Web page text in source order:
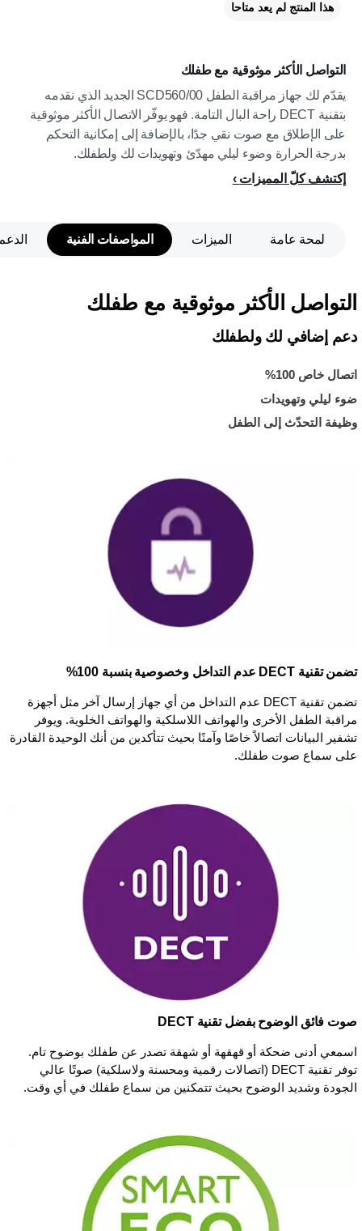
التواصل الأكثر موثوقية مع طفلك
يقدّم لك جهاز مراقبة الطفل SCD560/00 الجديد الذي نقدمه
بتقنية DECT راحة البال التامة. فهو يوفّر الاتصال الأكثر موثوقية
على الإطلاق مع صوت نقي جدًا، بالإضافة إلى إمكانية التحكم
بدرجة الحرارة وضوء ليلي مهدّئ وتهويدات لك ولطفلك.
إكتشف كلّ المميزات
هذا المنتج لم يعد متاحا
لمحة عامة الميزات المواصفات الفنية
التواصل الأكثر موثوقية مع طفلك
دعم إضافي لك ولطفلك
اتصال خاص 100%
ضوء ليلي وتهويدات
وظيفة التحدّث إلى الطفل
تضمن تقنية DECT عدم التداخل وخصوصية بنسبة 100%
تضمن تقنية DECT عدم التداخل من أي جهاز إرسال آخر مثل أجهزة
مراقبة الطفل الأخرى والهواتف اللاسلكية والهواتف الخلوية. ويوفر
تشفير البيانات اتصالاً خاصًا وآمنًا بحيث تتأكدين من أنك الوحيدة القادرة
على سماع صوت طفلك.
صوت فائق الوضوح بفضل تقنية DECT
اسمعي أدنى ضحكة أو قهقهة أو شهقة تصدر عن طفلك بوضوح تام.
توفر تقنية DECT (اتصالات رقمية ومحسنة ولاسلكية) صوتًا عالي
الجودة وشديد الوضوح بحيث تتمكنين من سماع طفلك في أي وقت.